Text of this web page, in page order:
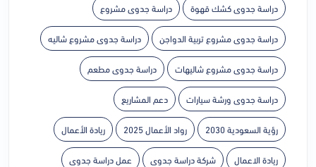
دراسة جدوى كشك قهوة دراسة جدوى مشروع
دراسة جدوى مشروع تربية الدواجن دراسة جدوى مشروع شاليه
دراسة جدوى مشروع شاليهات دراسة جدوى مطعم
دراسة جدوى ورشة سيارات دعم المشاريع
رؤية السعودية 2030 رواد الأعمال 2025 ريادة الأعمال
ريادة الاعمال شركة دراسة جدوى عمل دراسة جدوى